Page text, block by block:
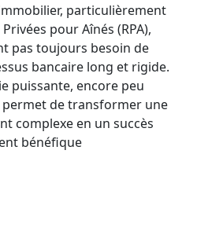
particulièrement
pour Aînés (RPA),
pas toujours besoin de
bancaire long et rigide.
puissante, encore peu
de transformer une
complexe en un succès
bénéfique